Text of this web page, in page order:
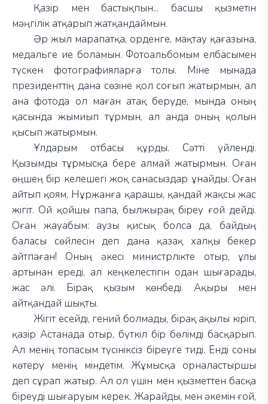
Қазір мен бастықпын... басшы қызметін
мәңгілік атқарып жатқандаймын.
Әр жыл марапатқа, орденге, мақтау қағазына,
медальге ие боламын. Фотоальбомым елбасымен
түскен фотографияларға толы. Міне мынада
президенттің дана сөзіне қол соғып жатырмын, ал
ана фотода ол маған атақ беруде, мында оның
қасында жымиып тұрмын, ал анда оның қолын
қысып жатырмын.
Ұлдарым отбасы құрды. Сәтті үйленді.
Қызымды тұрмысқа бере алмай жатырмын. Оған
өңшең бір келешегі жоқ санасыздар ұнайды. Оған
айтып қоям, Нұржанға қарашы, қандай жақсы жас
жігіт. Ой қойшы папа, былжырақ біреу ғой дейді.
Оған жауабым: аузы қисық болса да, байдың
баласы сөйлесін деп дана қазақ халқы бекер
айтпаған! Оның әкесі министрлікте отыр, ұлы
артынан ереді, ал кеңкелестігін одан шығарады,
жас әлі. Бірақ қызым көнбеді. Ақыры мен
айтқандай шықты.
Жігіт есейді, гений болмады, бірақ ақылы кіріп,
қазір Астанада отыр, бүткіл бір бөлімді басқарып.
Ал менің топасым түсініксіз біреуге тиді. Енді соны
көтеру менің міндетім. Жұмысқа орналастыршы
деп сұрап жатыр. Ал ол үшін мен қызметтен басқа
біреуді шығаруым керек. Жарайды, мен әкемін ғой,